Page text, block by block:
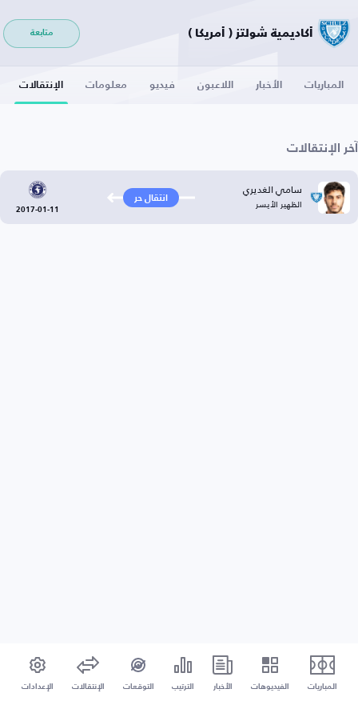
أكاديمية شولتز ( أمريكا ) متابعة
المباريات الأخبار اللاعبون فيديو معلومات الإنتقالات
آخر الإنتقالات
سامي الغديري
الظهير الأيسر انتقال حر
2017-01-11
المباريات الفيديوهات الأخبار الترتيب التوقعات الإنتقالات الإعدادات